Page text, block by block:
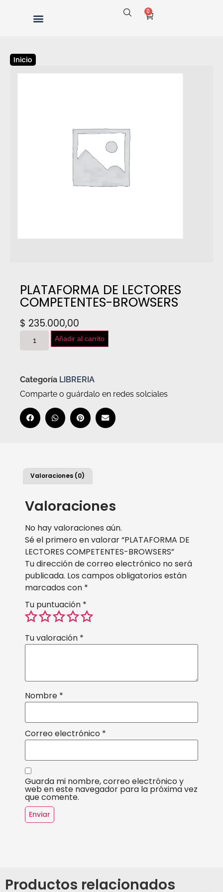
0
Inicio
PLATAFORMA DE LECTORES
COMPETENTES-BROWSERS
$ 235.000,00
Añadir al carrito
Categoría LIBRERIA
Comparte o guárdalo en redes solciales
Valoraciones (0)
Valoraciones
No hay valoraciones aún.
Sé el primero en valorar “PLATAFORMA DE
LECTORES COMPETENTES-BROWSERS”
Tu dirección de correo electrónico no será
publicada. Los campos obligatorios están
marcados con *
Tu puntuación *
Tu valoración *
Nombre *
Correo electrónico *
Guarda mi nombre, correo electrónico y
web en este navegador para la próxima vez
que comente.
Productos relacionados